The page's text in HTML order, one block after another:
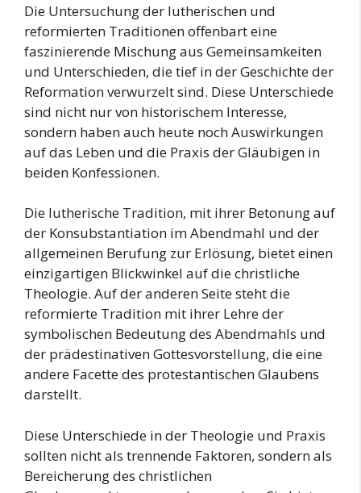
Die Untersuchung der lutherischen und
reformierten Traditionen offenbart eine
faszinierende Mischung aus Gemeinsamkeiten
und Unterschieden, die tief in der Geschichte der
Reformation verwurzelt sind. Diese Unterschiede
sind nicht nur von historischem Interesse,
sondern haben auch heute noch Auswirkungen
auf das Leben und die Praxis der Gläubigen in
beiden Konfessionen.
Die lutherische Tradition, mit ihrer Betonung auf
der Konsubstantiation im Abendmahl und der
allgemeinen Berufung zur Erlösung, bietet einen
einzigartigen Blickwinkel auf die christliche
Theologie. Auf der anderen Seite steht die
reformierte Tradition mit ihrer Lehre der
symbolischen Bedeutung des Abendmahls und
der prädestinativen Gottesvorstellung, die eine
andere Facette des protestantischen Glaubens
darstellt.
Diese Unterschiede in der Theologie und Praxis
sollten nicht als trennende Faktoren, sondern als
Bereicherung des christlichen